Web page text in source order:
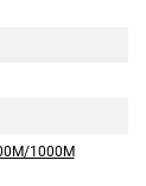
1000M